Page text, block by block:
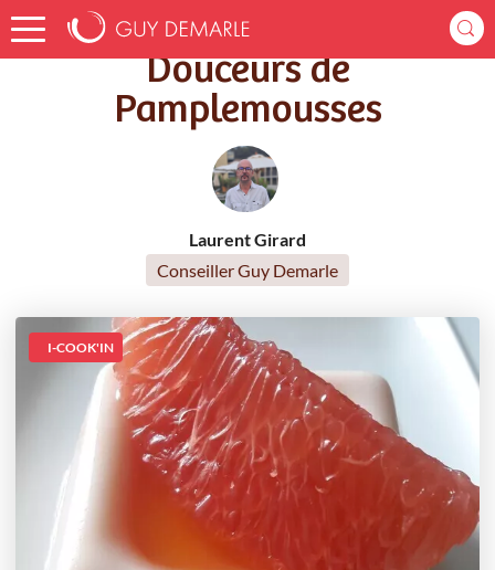
Accueil Recettes Douceurs de Pamplemousses
Douceurs de
Pamplemousses
Laurent Girard
Conseiller Guy Demarle
I-COOK'IN